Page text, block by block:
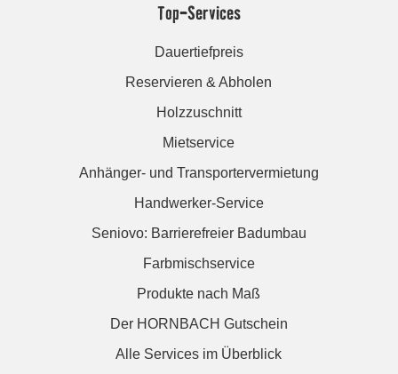
Top-Services
Dauertiefpreis
Reservieren & Abholen
Holzzuschnitt
Mietservice
Anhänger- und Transportervermietung
Handwerker-Service
Seniovo: Barrierefreier Badumbau
Farbmischservice
Produkte nach Maß
Der HORNBACH Gutschein
Alle Services im Überblick